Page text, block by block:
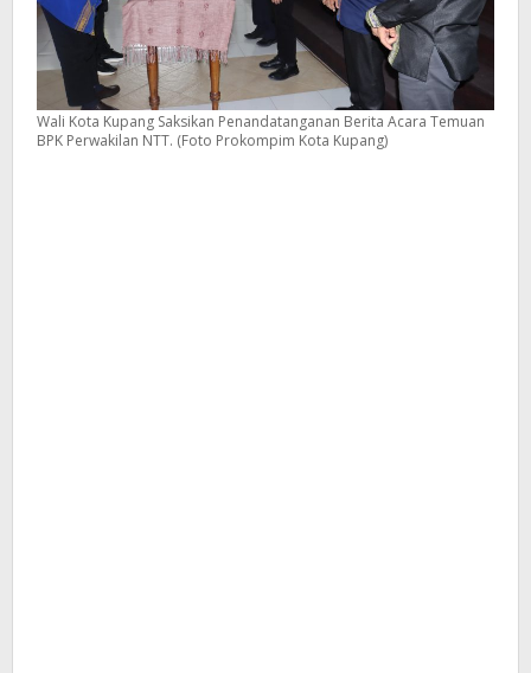
Wali Kota Kupang Saksikan Penandatanganan Berita Acara Temuan
BPK Perwakilan NTT. (Foto Prokompim Kota Kupang)